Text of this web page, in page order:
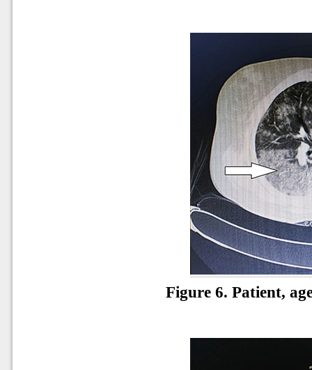
Figure 6. Patient,